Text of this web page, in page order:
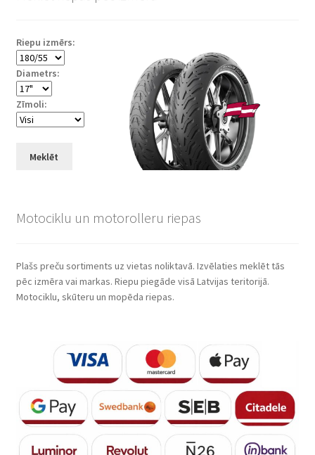
Riepu izmērs:
Diametrs:
Zīmoli:
Meklēt
Motociklu un motorolleru riepas
Plašs preču sortiments uz vietas noliktavā. Izvēlaties meklēt tās
pēc izmēra vai markas. Riepu piegāde visā Latvijas teritorijā.
Motociklu, skūteru un mopēda riepas.